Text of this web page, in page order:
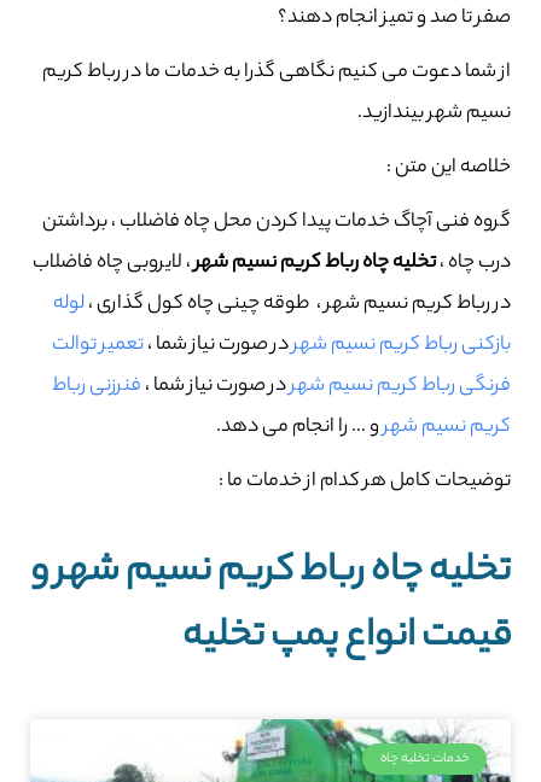
صفر تا صد و تمیز انجام دهند؟
از شما دعوت می کنیم نگاهی گذرا به خدمات ما در رباط کریم
نسیم شهر بیندازید.
خلاصه این متن :
گروه فنی آچاگ خدمات پیدا کردن محل چاه فاضلاب ، برداشتن
درب چاه ،تخلیه چاه رباط کریم نسیم شهر، لایروبی چاه فاضلاب
در رباط کریم نسیم شهر ، طوقه چینی چاه کول گذاری ،لوله
بازکنی رباط کریم نسیم شهردر صورت نیاز شما ،تعمیر توالت
فرنگی رباط کریم نسیم شهردر صورت نیاز شما ،فنرزنی رباط
کریم نسیم شهرو … را انجام می دهد.
توضیحات کامل هر کدام از خدمات ما :
تخلیه چاه رباط کریم نسیم شهر و
قیمت انواع پمپ تخلیه
خدمات تخلیه چاه